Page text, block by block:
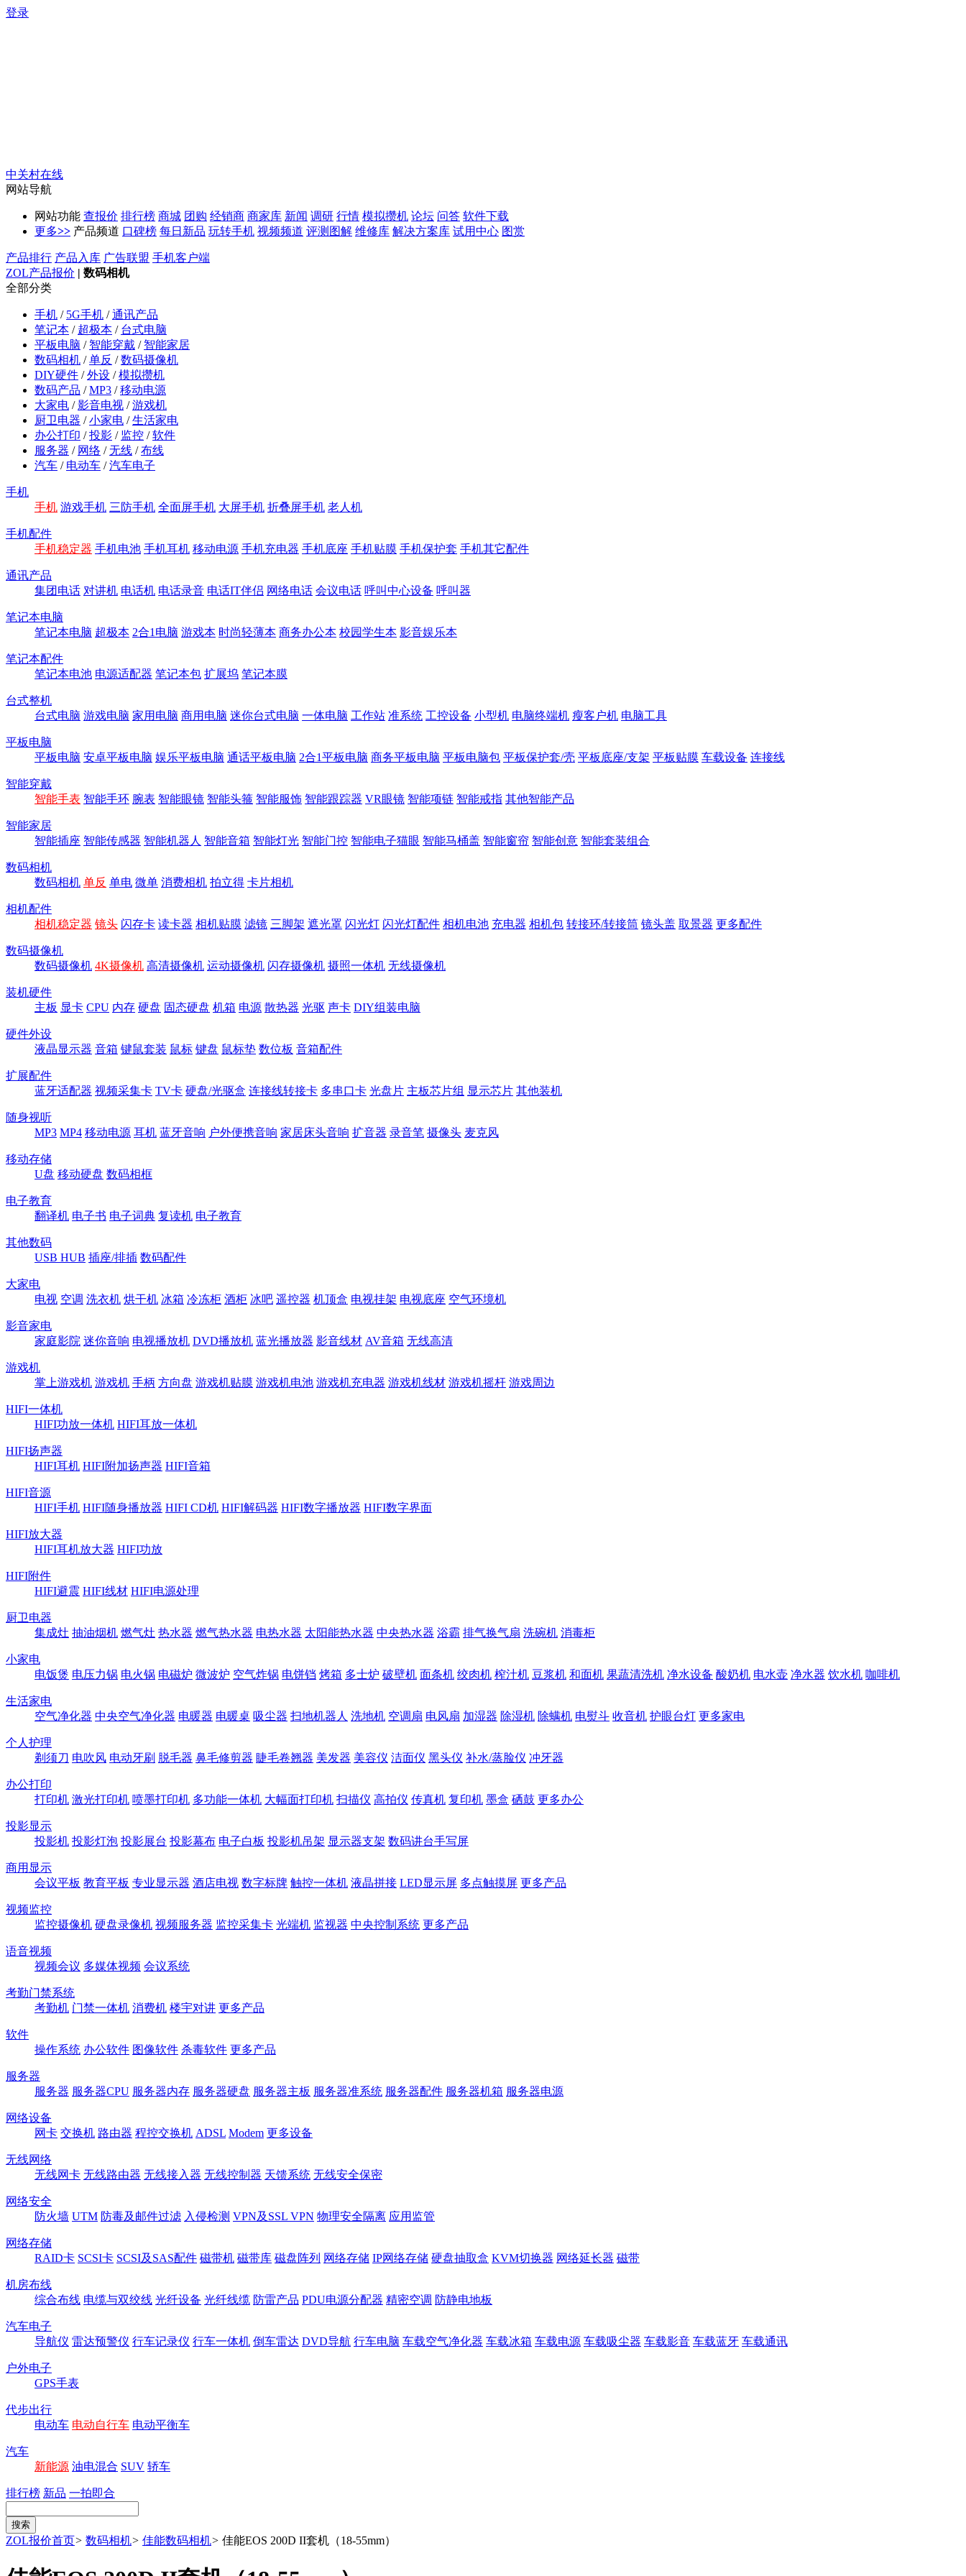
登录
中关村在线
网站导航
网站功能 查报价 排行榜 商城 团购 经销商 商家库 新闻 调研 行情 模拟攒机 论坛 问答 软件下载
更多>> 产品频道 口碑榜 每日新品 玩转手机 视频频道 评测图解 维修库 解决方案库 试用中心 图赏
产品排行 产品入库 广告联盟 手机客户端
ZOL产品报价 | 数码相机
全部分类
手机 / 5G手机 /通讯产品
笔记本 / 超极本 / 台式电脑
平板电脑 / 智能穿戴 / 智能家居
数码相机 /单反 /数码摄像机
DIY硬件 /外设 /模拟攒机
数码产品 /MP3 /移动电源
大家电 /影音电视 /游戏机
厨卫电器 /小家电 /生活家电
办公打印 /投影 / 监控 /软件
服务器 / 网络 /无线 /布线
汽车 / 电动车 /汽车电子
手机
手机 游戏手机 三防手机 全面屏手机 大屏手机 折叠屏手机 老人机
手机配件
手机稳定器 手机电池 手机耳机 移动电源 手机充电器 手机底座 手机贴膜 手机保护套 手机其它配件
通讯产品
集团电话 对讲机 电话机 电话录音 电话IT伴侣 网络电话 会议电话 呼叫中心设备 呼叫器
笔记本电脑
笔记本电脑 超极本 2合1电脑 游戏本 时尚轻薄本 商务办公本 校园学生本 影音娱乐本
笔记本配件
笔记本电池 电源适配器 笔记本包 扩展坞 笔记本膜
台式整机
台式电脑 游戏电脑 家用电脑 商用电脑 迷你台式电脑 一体电脑 工作站 准系统 工控设备 小型机 电脑终端机 瘦客户机 电脑工具
平板电脑
平板电脑 安卓平板电脑 娱乐平板电脑 通话平板电脑 2合1平板电脑 商务平板电脑 平板电脑包 平板保护套/壳 平板底座/支架 平板贴膜 车载设备 连接线
智能穿戴
智能手表 智能手环 腕表 智能眼镜 智能头箍 智能服饰 智能跟踪器 VR眼镜 智能项链 智能戒指 其他智能产品
智能家居
智能插座 智能传感器 智能机器人 智能音箱 智能灯光 智能门控 智能电子猫眼 智能马桶盖 智能窗帘 智能创意 智能套装组合
数码相机
数码相机 单反 单电 微单 消费相机 拍立得 卡片相机
相机配件
相机稳定器 镜头 闪存卡 读卡器 相机贴膜 滤镜 三脚架 遮光罩 闪光灯 闪光灯配件 相机电池 充电器 相机包 转接环/转接筒 镜头盖 取景器 更多配件
数码摄像机
数码摄像机 4K摄像机 高清摄像机 运动摄像机 闪存摄像机 摄照一体机 无线摄像机
装机硬件
主板 显卡 CPU 内存 硬盘 固态硬盘 机箱 电源 散热器 光驱 声卡 DIY组装电脑
硬件外设
液晶显示器 音箱 键鼠套装 鼠标 键盘 鼠标垫 数位板 音箱配件
扩展配件
蓝牙适配器 视频采集卡 TV卡 硬盘/光驱盒 连接线转接卡 多串口卡 光盘片 主板芯片组 显示芯片 其他装机
随身视听
MP3 MP4 移动电源 耳机 蓝牙音响 户外便携音响 家居床头音响 扩音器 录音笔 摄像头 麦克风
移动存储
U盘 移动硬盘 数码相框
电子教育
翻译机 电子书 电子词典 复读机 电子教育
其他数码
USB HUB 插座/排插 数码配件
大家电
电视 空调 洗衣机 烘干机 冰箱 冷冻柜 酒柜 冰吧 遥控器 机顶盒 电视挂架 电视底座 空气环境机
影音家电
家庭影院 迷你音响 电视播放机 DVD播放机 蓝光播放器 影音线材 AV音箱 无线高清
游戏机
掌上游戏机 游戏机 手柄 方向盘 游戏机贴膜 游戏机电池 游戏机充电器 游戏机线材 游戏机摇杆 游戏周边
HIFI一体机
HIFI功放一体机 HIFI耳放一体机
HIFI扬声器
HIFI耳机 HIFI附加扬声器 HIFI音箱
HIFI音源
HIFI手机 HIFI随身播放器 HIFI CD机 HIFI解码器 HIFI数字播放器 HIFI数字界面
HIFI放大器
HIFI耳机放大器 HIFI功放
HIFI附件
HIFI避震 HIFI线材 HIFI电源处理
厨卫电器
集成灶 抽油烟机 燃气灶 热水器 燃气热水器 电热水器 太阳能热水器 中央热水器 浴霸 排气换气扇 洗碗机 消毒柜
小家电
电饭煲 电压力锅 电火锅 电磁炉 微波炉 空气炸锅 电饼铛 烤箱 多士炉 破壁机 面条机 绞肉机 榨汁机 豆浆机 和面机 果蔬清洗机 净水设备 酸奶机 电水壶 净水器 饮水机 咖啡机
生活家电
空气净化器 中央空气净化器 电暖器 电暖桌 吸尘器 扫地机器人 洗地机 空调扇 电风扇 加湿器 除湿机 除螨机 电熨斗 收音机 护眼台灯 更多家电
个人护理
剃须刀 电吹风 电动牙刷 脱毛器 鼻毛修剪器 睫毛卷翘器 美发器 美容仪 洁面仪 黑头仪 补水/蒸脸仪 冲牙器
办公打印
打印机 激光打印机 喷墨打印机 多功能一体机 大幅面打印机 扫描仪 高拍仪 传真机 复印机 墨盒 硒鼓 更多办公
投影显示
投影机 投影灯泡 投影展台 投影幕布 电子白板 投影机吊架 显示器支架 数码讲台手写屏
商用显示
会议平板 教育平板 专业显示器 酒店电视 数字标牌 触控一体机 液晶拼接 LED显示屏 多点触摸屏 更多产品
视频监控
监控摄像机 硬盘录像机 视频服务器 监控采集卡 光端机 监视器 中央控制系统 更多产品
语音视频
视频会议 多媒体视频 会议系统
考勤门禁系统
考勤机 门禁一体机 消费机 楼宇对讲 更多产品
软件
操作系统 办公软件 图像软件 杀毒软件 更多产品
服务器
服务器 服务器CPU 服务器内存 服务器硬盘 服务器主板 服务器准系统 服务器配件 服务器机箱 服务器电源
网络设备
网卡 交换机 路由器 程控交换机 ADSL Modem 更多设备
无线网络
无线网卡 无线路由器 无线接入器 无线控制器 天馈系统 无线安全保密
网络安全
防火墙 UTM 防毒及邮件过滤 入侵检测 VPN及SSL VPN 物理安全隔离 应用监管
网络存储
RAID卡 SCSI卡 SCSI及SAS配件 磁带机 磁带库 磁盘阵列 网络存储 IP网络存储 硬盘抽取盒 KVM切换器 网络延长器 磁带
机房布线
综合布线 电缆与双绞线 光纤设备 光纤线缆 防雷产品 PDU电源分配器 精密空调 防静电地板
汽车电子
导航仪 雷达预警仪 行车记录仪 行车一体机 倒车雷达 DVD导航 行车电脑 车载空气净化器 车载冰箱 车载电源 车载吸尘器 车载影音 车载蓝牙 车载通讯
户外电子
GPS手表
代步出行
电动车 电动自行车 电动平衡车
汽车
新能源 油电混合 SUV 轿车
排行榜 新品 一拍即合
ZOL报价首页> 数码相机> 佳能数码相机> 佳能EOS 200D II套机（18-55mm）